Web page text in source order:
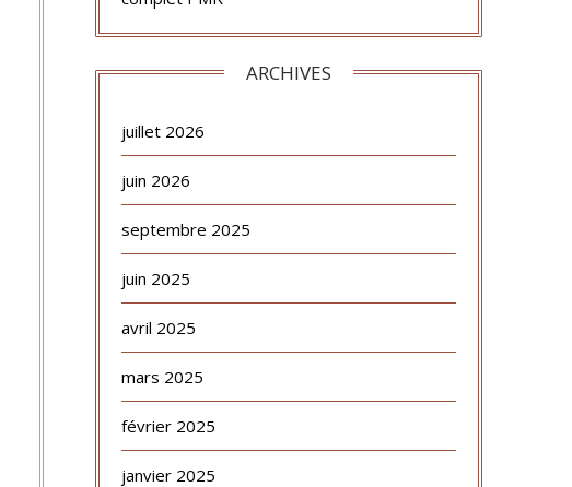
ARCHIVES
juillet 2026
juin 2026
septembre 2025
juin 2025
avril 2025
mars 2025
février 2025
janvier 2025